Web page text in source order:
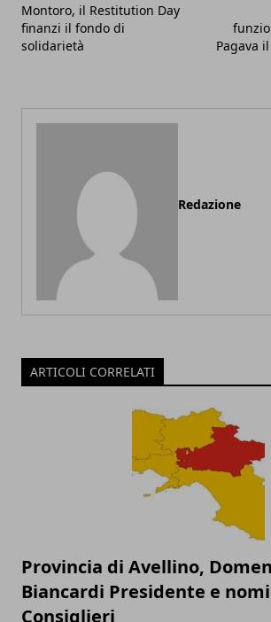
Montoro, il Restitution Day
finanzi il fondo di
solidarietà
Pagava
Redazione
ARTICOLI CORRELATI
Provincia di Avellino,
Biancardi Presidente e
Consiglieri